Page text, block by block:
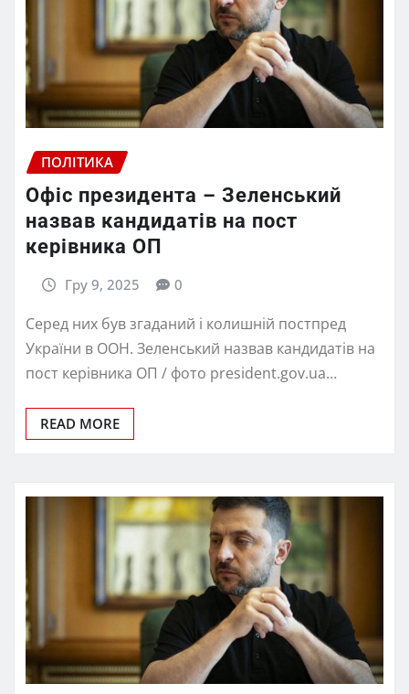
ПОЛІТИКА
Офіс президента – Зеленський
назвав кандидатів на пост
керівника ОП
Гру 9, 2025 0
Серед них був згаданий і колишній постпред
України в ООН. Зеленський назвав кандидатів на
пост керівника ОП / фото president.gov.ua…
READ MORE